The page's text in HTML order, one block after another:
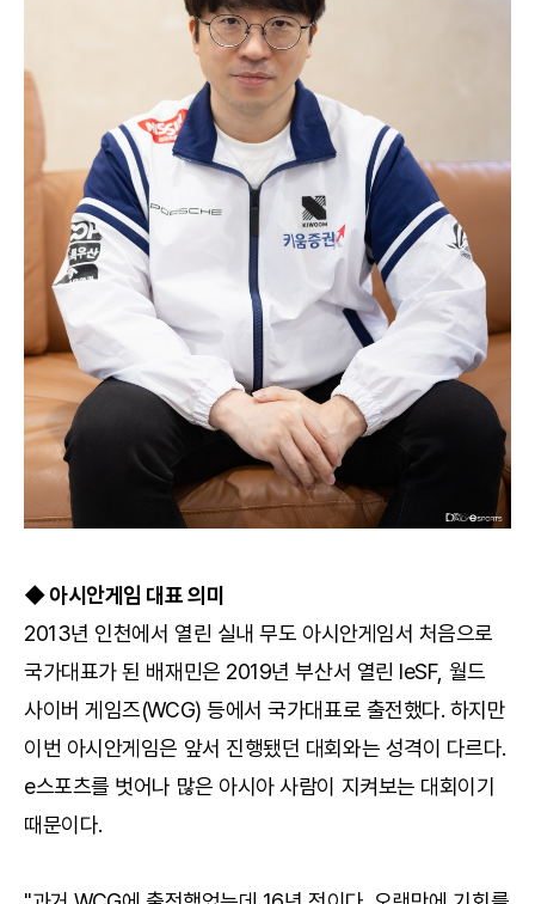
◆ 아시안게임 대표 의미
2013년 인천에서 열린 실내 무도 아시안게임서 처음으로
국가대표가 된 배재민은 2019년 부산서 열린 IeSF, 월드
사이버 게임즈(WCG) 등에서 국가대표로 출전했다. 하지만
이번 아시안게임은 앞서 진행됐던 대회와는 성격이 다르다.
e스포츠를 벗어나 많은 아시아 사람이 지켜보는 대회이기
때문이다.